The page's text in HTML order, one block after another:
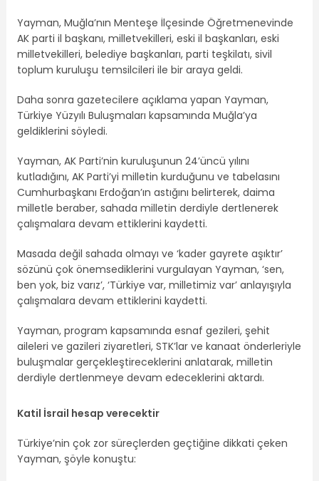
Yayman, Muğla’nın Menteşe İlçesinde Öğretmenevinde
AK parti il başkanı, milletvekilleri, eski il başkanları, eski
milletvekilleri, belediye başkanları, parti teşkilatı, sivil
toplum kuruluşu temsilcileri ile bir araya geldi.
Daha sonra gazetecilere açıklama yapan Yayman,
Türkiye Yüzyılı Buluşmaları kapsamında Muğla’ya
geldiklerini söyledi.
Yayman, AK Parti’nin kuruluşunun 24’üncü yılını
kutladığını, AK Parti’yi milletin kurduğunu ve tabelasını
Cumhurbaşkanı Erdoğan’ın astığını belirterek, daima
milletle beraber, sahada milletin derdiyle dertlenerek
çalışmalara devam ettiklerini kaydetti.
Masada değil sahada olmayı ve ‘kader gayrete aşıktır’
sözünü çok önemsediklerini vurgulayan Yayman, ‘sen,
ben yok, biz varız’, ‘Türkiye var, milletimiz var’ anlayışıyla
çalışmalara devam ettiklerini kaydetti.
Yayman, program kapsamında esnaf gezileri, şehit
aileleri ve gazileri ziyaretleri, STK’lar ve kanaat önderleriyle
buluşmalar gerçekleştireceklerini anlatarak, milletin
derdiyle dertlenmeye devam edeceklerini aktardı.
Katil İsrail hesap verecektir
Türkiye’nin çok zor süreçlerden geçtiğine dikkati çeken
Yayman, şöyle konuştu: